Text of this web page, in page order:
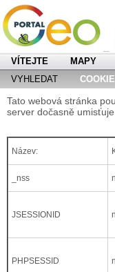
VÍTEJTE MAPY
VYHLEDAT
Tato webová stránka
server dočasně
Název:
_nss
JSESSIONID
PHPSESSID